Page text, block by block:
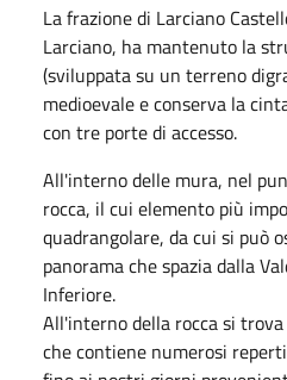
La frazione di Larciano
Larciano, ha mantenuto la
(sviluppata su un terreno
medioevale e conserva la
con tre porte di accesso.
All'interno delle mura, nel
rocca, il cui elemento più
quadrangolare, da cui si può
panorama che spazia dalla
Inferiore.
All'interno della rocca si
che contiene numerosi